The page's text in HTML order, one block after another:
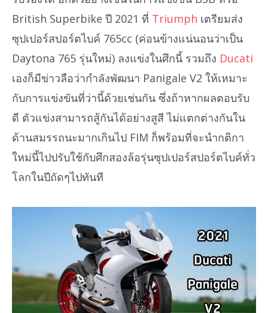
British Superbike ปี 2021 ที่ Triumph เตรียมส่ง
ซุปเปอร์สปอร์ตไบค์ 765cc (ค่อนข้างแน่นอนว่าเป็น
Daytona 765 รุ่นใหม่) ลงแข่งในศึกนี้ รวมถึง Ducati
เองก็มีข่าวลือว่ากำลังพัฒนา Panigale V2 ให้เหมาะ
กับการแข่งขันที่ว่านี้ด้วยเช่นกัน ซึ่งถ้าหากผลตอบรับ
ดี ตัวแข่งสามารถสู้กันได้อย่างสูสี ไม่แตกต่างกันใน
ด้านสมรรถนะมากเกินไป FIM ก็พร้อมที่จะนำกติกา
ใหม่นี้ไปปรับใช้กับศึกสองล้อรุ่นซุปเปอร์สปอร์ตไบค์ทั่ว
โลกในปีถัดๆไปทันที